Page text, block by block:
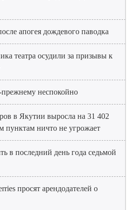
апогея дождевого паводка
театра осудили за призывы к
неспокойно
в Якутии выросла на 31 402
пунктам ничто не угрожает
в последний день года седьмой
просят арендодателей о